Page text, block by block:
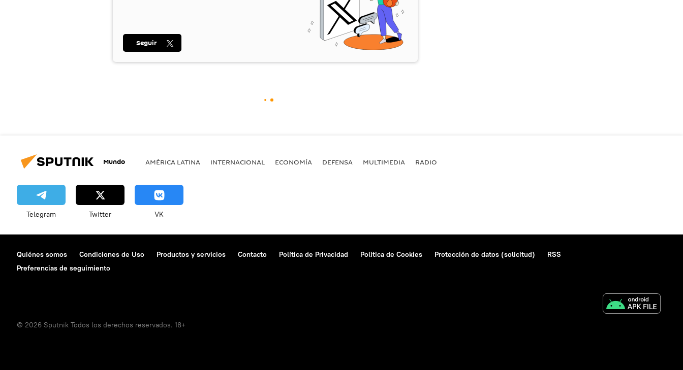
Seguir
Mundo AMÉRICA LATINA INTERNACIONAL ECONOMÍA DEFENSA MULTIMEDIA RADIO
Telegram Twitter VK
Quiénes somos Condiciones de Uso Productos y servicios Contacto Política de Privacidad Politica de Cookies Protección de datos (solicitud)
RSS
Preferencias de seguimiento
© 2026 Sputnik Todos los derechos reservados. 18+